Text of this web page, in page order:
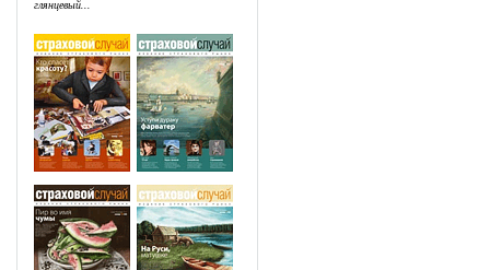
глянцевый...